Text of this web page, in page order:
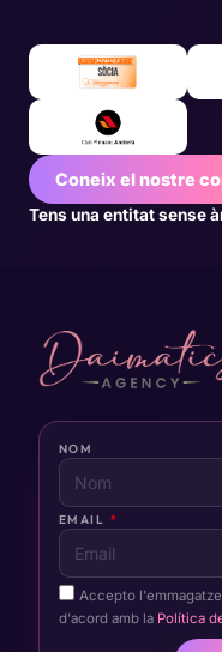
Coneix el nostre
Tens una entitat sense
NOM
EMAIL
Accepto
d'acord amb la Política